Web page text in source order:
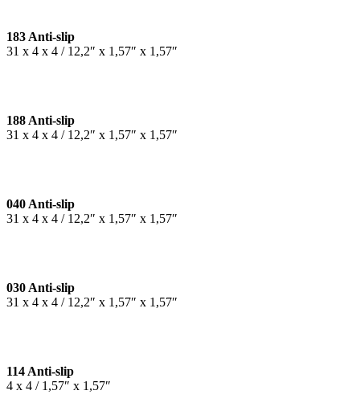
183 Anti-slip
31 x 4 x 4 / 12,2″ x 1,57″ x 1,57″
188 Anti-slip
31 x 4 x 4 / 12,2″ x 1,57″ x 1,57″
040 Anti-slip
31 x 4 x 4 / 12,2″ x 1,57″ x 1,57″
030 Anti-slip
31 x 4 x 4 / 12,2″ x 1,57″ x 1,57″
114 Anti-slip
4 x 4 / 1,57″ x 1,57″